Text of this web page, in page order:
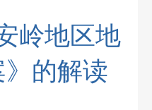
岭地区地
的解读